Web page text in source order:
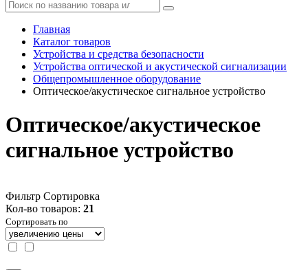
Главная
Каталог товаров
Устройства и средства безопасности
Устройства оптической и акустической сигнализации
Общепромышленное оборудование
Оптическое/акустическое сигнальное устройство
Оптическое/акустическое
сигнальное устройство
Фильтр Сортировка
Кол-во товаров: 21
Сортировать по